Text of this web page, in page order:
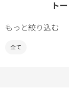
ト
もっと絞り込む
全て